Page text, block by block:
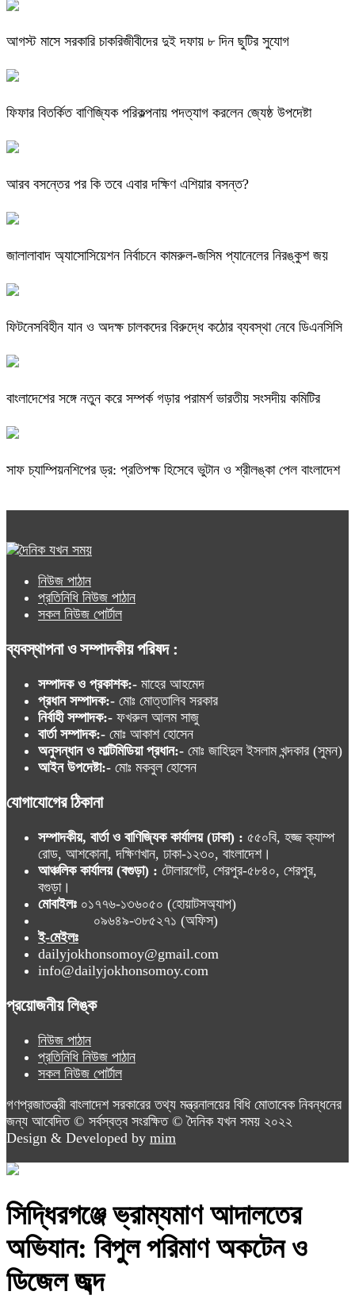
আগস্ট মাসে সরকারি চাকরিজীবীদের দুই দফায় ৮ দিন ছুটির সুযোগ
ফিফার বিতর্কিত বাণিজ্যিক পরিকল্পনায় পদত্যাগ করলেন জ্যেষ্ঠ উপদেষ্টা
আরব বসন্তের পর কি তবে এবার দক্ষিণ এশিয়ার বসন্ত?
জালালাবাদ অ্যাসোসিয়েশন নির্বাচনে কামরুল-জসিম প্যানেলের নিরঙ্কুশ জয়
ফিটনেসবিহীন যান ও অদক্ষ চালকদের বিরুদ্ধে কঠোর ব্যবস্থা নেবে ডিএনসিসি
বাংলাদেশের সঙ্গে নতুন করে সম্পর্ক গড়ার পরামর্শ ভারতীয় সংসদীয় কমিটির
সাফ চ্যাম্পিয়নশিপের ড্র: প্রতিপক্ষ হিসেবে ভুটান ও শ্রীলঙ্কা পেল বাংলাদেশ
নিউজ পাঠান
প্রতিনিধি নিউজ পাঠান
সকল নিউজ পোর্টাল
ব্যবস্থাপনা ও সম্পাদকীয় পরিষদ :
সম্পাদক ও প্রকাশক:- মাহের আহমেদ
প্রধান সম্পাদক:- মোঃ মোত্তালিব সরকার
নির্বাহী সম্পাদক:- ফখরুল আলম সাজু
বার্তা সম্পাদক:- মোঃ আকাশ হোসেন
অনুসন্ধান ও মাল্টিমিডিয়া প্রধান:- মোঃ জাহিদুল ইসলাম খন্দকার (সুমন)
আইন উপদেষ্টা:- মোঃ মকবুল হোসেন
যোগাযোগের ঠিকানা
সম্পাদকীয়, বার্তা ও বাণিজ্যিক কার্যালয় (ঢাকা) : ৫৫০বি, হজ্জ ক্যাম্প
রোড, আশকোনা, দক্ষিণখান, ঢাকা-১২৩০, বাংলাদেশ।
আঞ্চলিক কার্যালয় (বগুড়া) : টোলারগেট, শেরপুর-৫৮৪০, শেরপুর,
বগুড়া।
মোবাইলঃ ০১৭৭৬-১৩৬০৫০ (হোয়াটসঅ্যাপ)
০৯৬৪৯-৩৮৫২৭১ (অফিস)
ই-মেইলঃ
dailyjokhonsomoy@gmail.com
info@dailyjokhonsomoy.com
প্রয়োজনীয় লিঙ্ক
নিউজ পাঠান
প্রতিনিধি নিউজ পাঠান
সকল নিউজ পোর্টাল
গণপ্রজাতন্ত্রী বাংলাদেশ সরকারের তথ্য মন্ত্রনালয়ের বিধি মোতাবেক নিবন্ধনের
জন্য আবেদিত © সর্বস্বত্ব সংরক্ষিত © দৈনিক যখন সময় ২০২২
Design & Developed by mim
সিদ্ধিরগঞ্জে ভ্রাম্যমাণ আদালতের
অভিযান: বিপুল পরিমাণ অকটেন ও
ডিজেল জব্দ